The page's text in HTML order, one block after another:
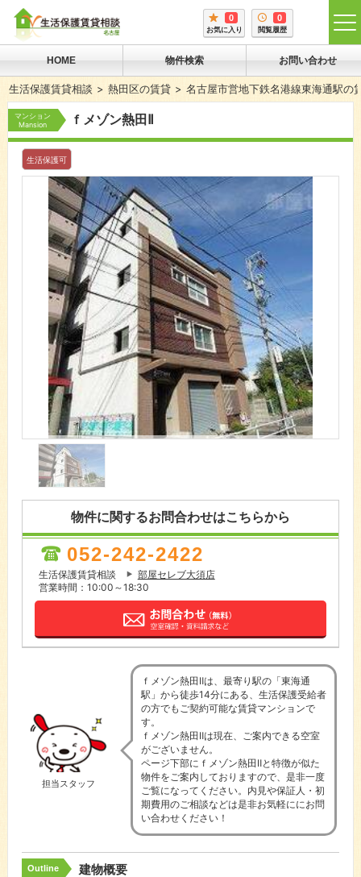
0
お気に入り
0
閲覧履歴
HOME 物件検索 お問い合わせ
生活保護賃貸相談 熱田区の賃貸 名古屋市営地下鉄名港線東海通駅の
マンション
Mansion
ｆメゾン熱田Ⅱ
生活保護可
物件に関するお問合わせはこちらから
052-242-2422
生活保護賃貸相談
部屋セレブ大須店
営業時間：10:00～18:30
担当スタッフ
ｆメゾン熱田Ⅱは、最寄り駅の「東海通
駅」から徒歩14分にある、生活保護受給者
の方でもご契約可能な賃貸マンションで
す。
ｆメゾン熱田Ⅱは現在、ご案内できる空室
がございません。
ページ下部にｆメゾン熱田Ⅱと特徴が似た
物件をご案内しておりますので、是非一度
ご覧になってください。内見や保証人・初
期費用のご相談などは是非お気軽ににお問
い合わせください！
Outline 建物概要